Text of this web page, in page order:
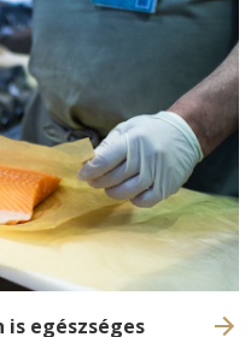
egészséges